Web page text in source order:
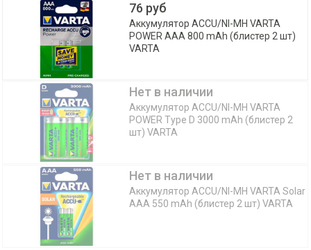
76 руб
Аккумулятор ACCU/NI-MH VARTA
POWER AAA 800 mAh (блистер 2 шт)
VARTA
Нет в наличии
Аккумулятор ACCU/NI-MH VARTA
POWER Type D 3000 mAh (блистер 2
шт) VARTA
Нет в наличии
Аккумулятор ACCU/NI-MH VARTA Solar
AAA 550 mAh (блистер 2 шт) VARTA